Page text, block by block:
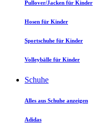
Pullover/Jacken für Kinder
Hosen für Kinder
Sportschuhe für Kinder
Volleybälle für Kinder
Schuhe
Alles aus Schuhe anzeigen
Adidas